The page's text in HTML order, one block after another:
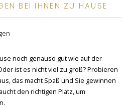
BEI IHNEN ZU HAUSE
noch genauso gut wie auf der
ist es nicht viel zu groß? Probieren
das macht Spaß und Sie gewinnen
den richtigen Platz, um